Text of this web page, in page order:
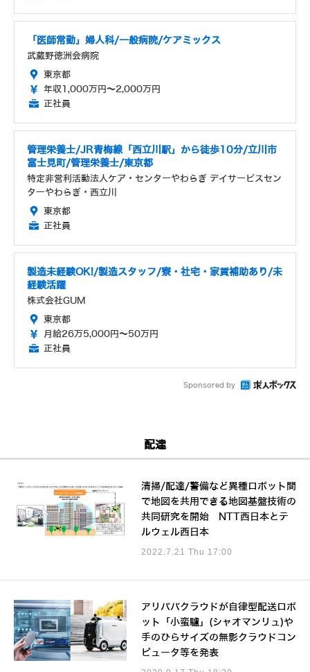
「医師常勤」婦人科/一般病院/ケアミックス
武蔵野徳洲会病院
東京都
年収1,000万円～2,000万円
正社員
管理栄養士/JR青梅線「西立川駅」から徒歩10分/立川市
富士見町/管理栄養士/東京都
特定非営利活動法人ケア・センターやわらぎ デイサービスセン
ターやわらぎ・西立川
東京都
正社員
製造未経験OK!/製造スタッフ/寮・社宅・家賃補助あり/未
経験活躍
株式会社GUM
東京都
月給26万5,000円～50万円
正社員
Sponsored by
配達
清掃/配達/警備など異種ロボット間
で地図を共用できる地図基盤技術の
共同研究を開始 NTT西日本とテ
ルウェル西日本
2022.7.21 Thu 17:00
アリババクラウドが自律型配送ロボ
ット「小蛮驢」(シャオマンリュ)や
手のひらサイズの無影クラウドコン
ピュータ等を発表